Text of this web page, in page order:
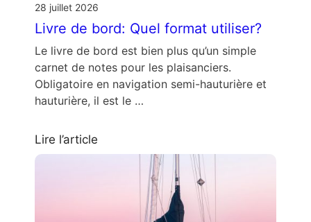
28 juillet 2026
Livre de bord: Quel format utiliser?
Le livre de bord est bien plus qu’un simple
carnet de notes pour les plaisanciers.
Obligatoire en navigation semi-hauturière et
hauturière, il est le …
Lire l’article